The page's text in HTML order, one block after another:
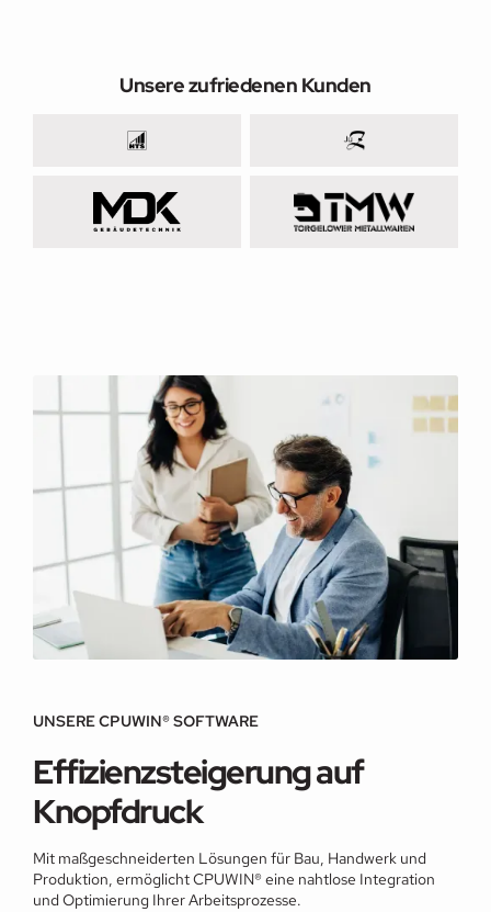
Unsere zufriedenen Kunden
UNSERE CPUWIN® SOFTWARE
Effizienzsteigerung auf
Knopfdruck
Mit maßgeschneiderten Lösungen für Bau, Handwerk und
Produktion, ermöglicht CPUWIN® eine nahtlose Integration
und Optimierung Ihrer Arbeitsprozesse.